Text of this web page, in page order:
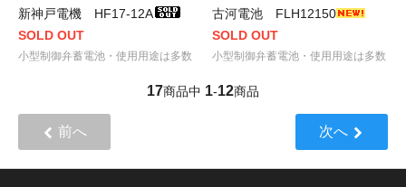
新神戸電機 HF17-12A
SOLD OUT
小型制御弁蓄電池・使用用途は多数
古河電池 FLH12150
SOLD OUT
小型制御弁蓄電池・使用用途は多数
17商品中 1-12商品
前へ 次へ